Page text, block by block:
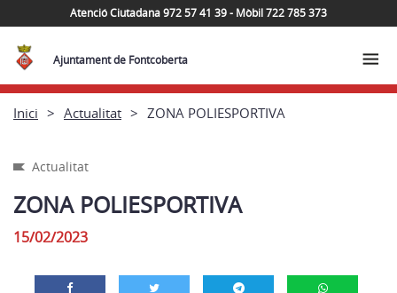
Atenció Ciutadana 972 57 41 39 - Mòbil 722 785 373
Ajuntament de Fontcoberta
Inici Actualitat ZONA POLIESPORTIVA
Actualitat
ZONA POLIESPORTIVA
15/02/2023